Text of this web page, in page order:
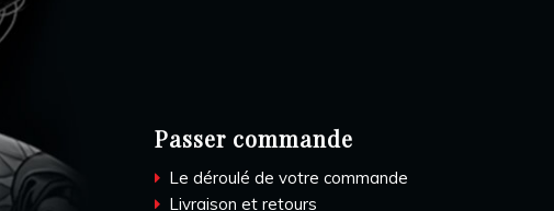
Passer commande
Le déroulé de votre commande
Livraison et retours